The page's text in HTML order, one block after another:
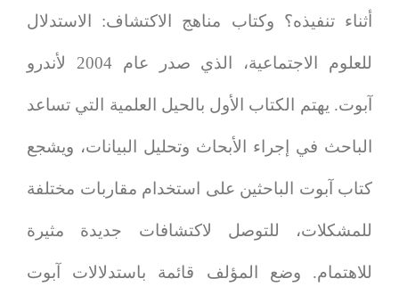
أثناء تنفيذه؟ وكتاب مناهج الاكتشاف: الاستدلال
للعلوم الاجتماعية ، الذي صدر عام 2004 لأندرو
آبوت. يهتم الكتاب الأول بالحيل العلمية التي تساعد
الباحث في إجراء الأبحاث وتحليل البيانات، ويشجع
كتاب آبوت الباحثين على استخدام مقاربات مختلفة
للمشكلات، للتوصل لاكتشافات جديدة مثيرة
للاهتمام. وضع المؤلف قائمة باستدلالات آبوت